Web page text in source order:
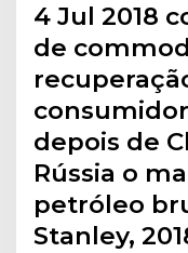
4 Jul 2018
de
depois de
Rússia o
petróleo
Stanley,